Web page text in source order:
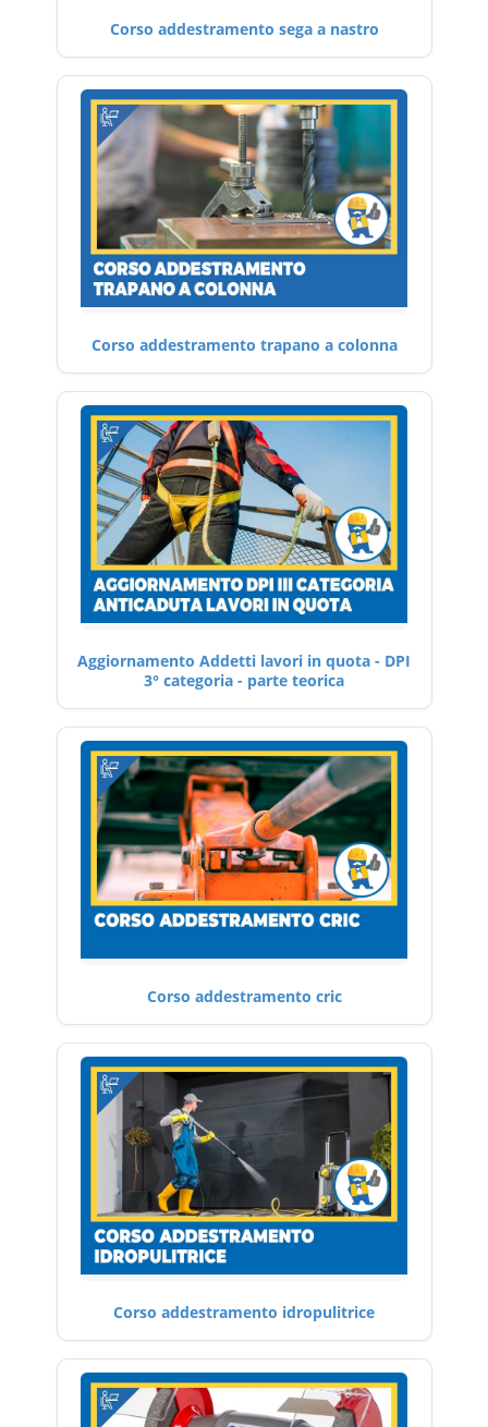
Corso addestramento sega a nastro
Corso addestramento trapano a colonna
Aggiornamento Addetti lavori in quota - DPI
3° categoria - parte teorica
Corso addestramento cric
Corso addestramento idropulitrice